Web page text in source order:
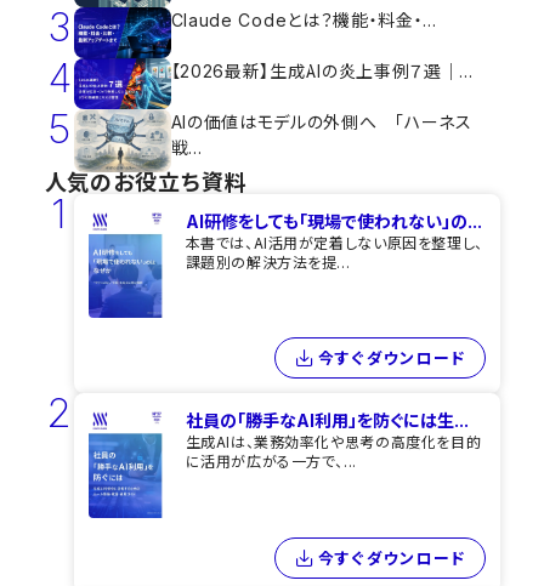
3 Claude Codeとは？機能・料金・...
4 【2026最新】生成AIの炎上事例７選｜...
5
AIの価値はモデルの外側へ 「ハーネス
戦...
人気のお役立ち資料
1 AI研修をしても​「現場で使われない」の...
本書では、AI活用が定着しない原因を整理し、
課題別の解決方法を提...
今すぐダウンロード
2 社員の「勝手なAI利用」を​防ぐには​生...
生成AIは、業務効率化や思考の高度化を目的
に活用が広がる一方で、...
今すぐダウンロード